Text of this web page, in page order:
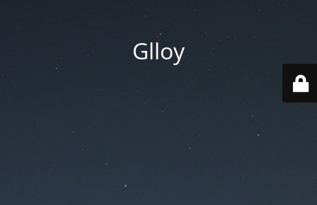
Glloy